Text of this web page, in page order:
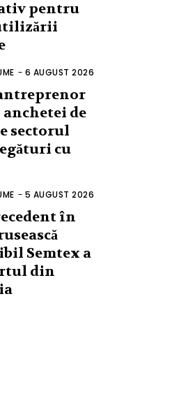
pentru
- 6 AUGUST 2026
de
sectorul
cu
- 5 AUGUST 2026
în
Semtex a
din